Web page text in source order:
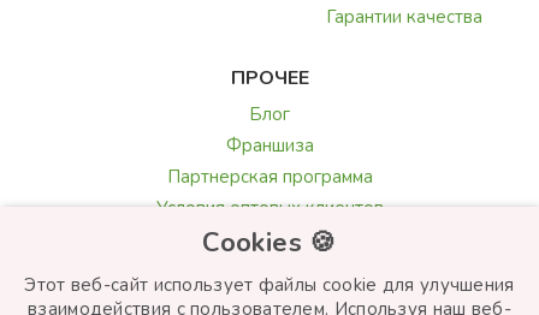
Гарантии качества
ПРОЧЕЕ
Блог
Франшиза
Партнерская программа
Условия оптовых клиентов
Галерея и обзоры
Текст поздравления
Выбор цветов
Cookies 🍪
Этот веб-сайт использует файлы cookie для улучшения
взаимодействия с пользователем. Используя наш веб-